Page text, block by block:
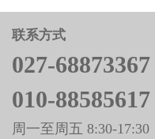
联系方式
027-68873367
010-88585617
周一至周五 8:30-17:30